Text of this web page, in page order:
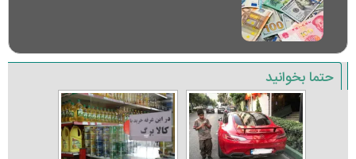
حتما بخوانید